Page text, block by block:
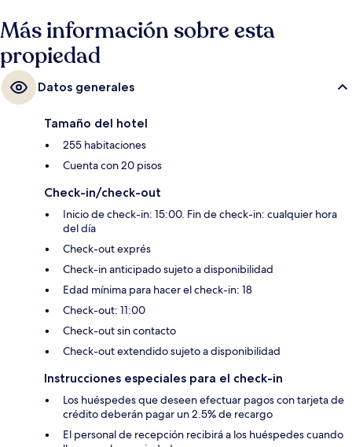
Más información sobre esta
propiedad
Datos generales
Tamaño del hotel
255 habitaciones
Cuenta con 20 pisos
Check-in/check-out
Inicio de check-in: 15:00. Fin de check-in: cualquier hora
del día
Check-out exprés
Check-in anticipado sujeto a disponibilidad
Edad mínima para hacer el check-in: 18
Check-out: 11:00
Check-out sin contacto
Check-out extendido sujeto a disponibilidad
Instrucciones especiales para el check-in
Los huéspedes que deseen efectuar pagos con tarjeta de
crédito deberán pagar un 2.5% de recargo
El personal de recepción recibirá a los huéspedes cuando